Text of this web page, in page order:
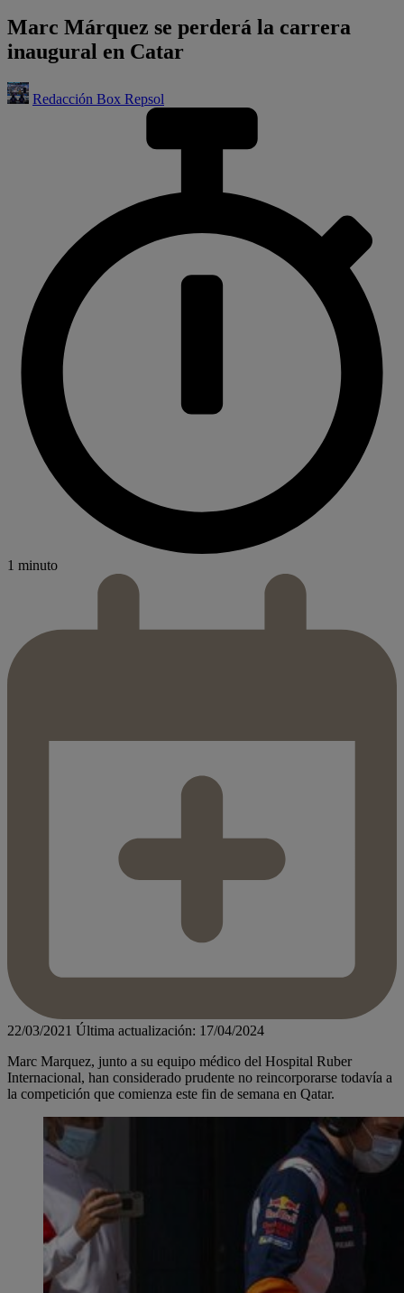
Marc Márquez se perderá la carrera
inaugural en Catar
Redacción Box Repsol
1 minuto
22/03/2021 Última actualización: 17/04/2024
Marc Marquez, junto a su equipo médico del Hospital Ruber
Internacional, han considerado prudente no reincorporarse todavía a
la competición que comienza este fin de semana en Qatar.